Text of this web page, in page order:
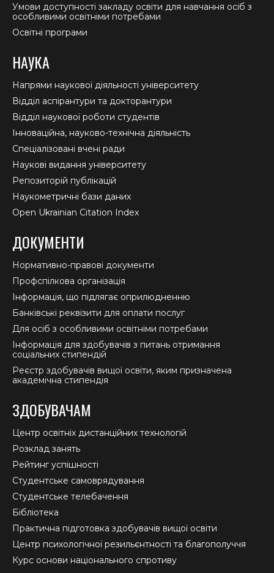
Умови доступності закладу освіти для навчання осіб з
особливими освітніми потребами
Освітні програми
НАУКА
Напрями наукової діяльності університету
Відділ аспірантури та докторантури
Відділ наукової роботи студентів
Інноваційна, науково-технічна діяльність
Спеціалізовані вчені ради
Наукові видання університету
Репозиторій публікацій
Наукометричні бази даних
Open Ukrainian Citation Index
ДОКУМЕНТИ
Нормативно-правові документи
Профспілкова організація
Інформація, що підлягає оприлюдненню
Банківські реквізити для оплати послуг
Для осіб з особливими освітніми потребами
Інформація для здобувачів з питань отримання
соціальних стипендій
Реєстр здобувачів вищої освіти, яким призначена
академічна стипендія
ЗДОБУВАЧАМ
Центр освітніх дистанційних технологій
Розклад занять
Рейтинг успішності
Студентське самоврядування
Студентське телебачення
Бібліотека
Практична підготовка здобувачів вищої освіти
Центр психологічної резильєнтності та благополуччя
Курс основи національного спротиву